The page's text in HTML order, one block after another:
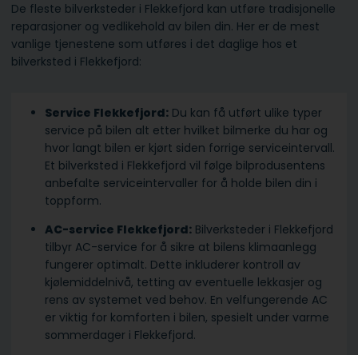
De fleste bilverksteder i Flekkefjord kan utføre tradisjonelle
reparasjoner og vedlikehold av bilen din. Her er de mest
vanlige tjenestene som utføres i det daglige hos et
bilverksted i Flekkefjord:
Service Flekkefjord: Du kan få utført ulike typer
service på bilen alt etter hvilket bilmerke du har og
hvor langt bilen er kjørt siden forrige serviceintervall.
Et bilverksted i Flekkefjord vil følge bilprodusentens
anbefalte serviceintervaller for å holde bilen din i
toppform.
AC-service Flekkefjord: Bilverksteder i Flekkefjord
tilbyr AC-service for å sikre at bilens klimaanlegg
fungerer optimalt. Dette inkluderer kontroll av
kjølemiddelnivå, tetting av eventuelle lekkasjer og
rens av systemet ved behov. En velfungerende AC
er viktig for komforten i bilen, spesielt under varme
sommerdager i Flekkefjord.